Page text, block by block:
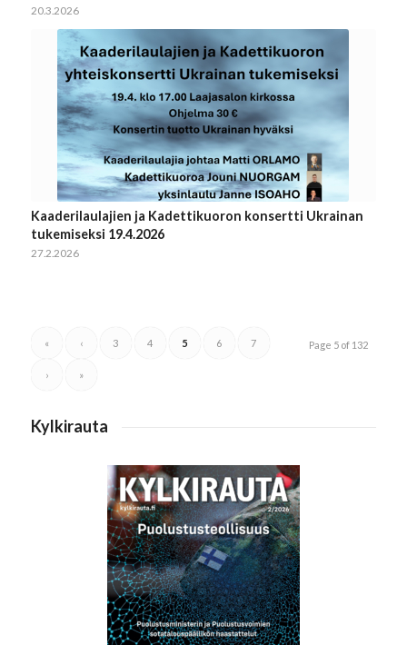
20.3.2026
Kaaderilaulajien ja Kadettikuoron konsertti Ukrainan
tukemiseksi 19.4.2026
27.2.2026
Page 5 of 132
« ‹ 3 4 5 6 7
› »
Kylkirauta